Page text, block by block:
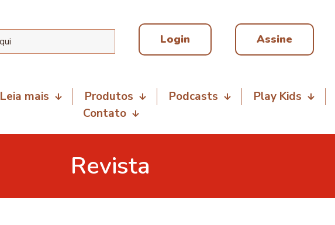
Login Assine
Leia mais Produtos Podcasts Play Kids
Contato
Revista